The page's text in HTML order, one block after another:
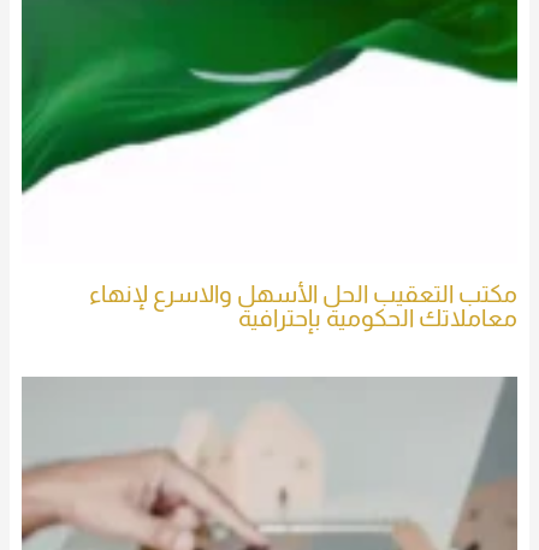
مكتب التعقيب الحل الأسهل والاسرع لإنهاء
معاملاتك الحكومية بإحترافية